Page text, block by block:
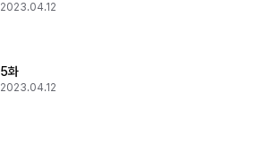
2023.04.12
5화
2023.04.12